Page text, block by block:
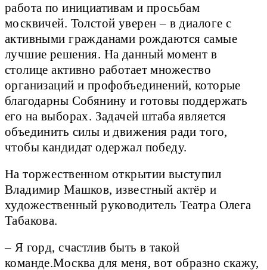
работа по инициативам и просьбам
москвичей. Толстой уверен – в диалоге с
активными гражданами рождаются самые
лучшие решения. На данный момент в
столице активно работает множество
организаций и профобъединений, которые
благодарны Собянину и готовы поддержать
его на выборах. Задачей штаба является
объединить силы и движения ради того,
чтобы кандидат одержал победу.
На торжественном открытии выступил
Владимир Машков, известный актёр и
художественный руководитель Театра Олега
Табакова.
– Я горд, счастлив быть в такой
команде.Москва для меня, вот образно скажу,